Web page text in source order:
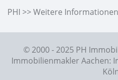
PHI >> Weitere
© 2000 - 2025 PH
Immobilienmakler Aachen: